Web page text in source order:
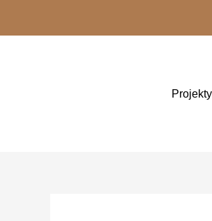
treści
Projekty